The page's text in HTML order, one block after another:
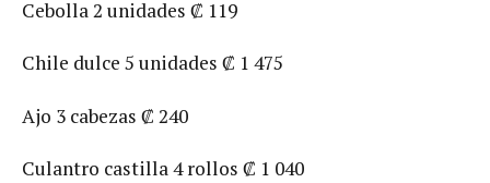
Cebolla 2 unidades ₡ 119
Chile dulce 5 unidades ₡ 1 475
Ajo 3 cabezas ₡ 240
Culantro castilla 4 rollos ₡ 1 040